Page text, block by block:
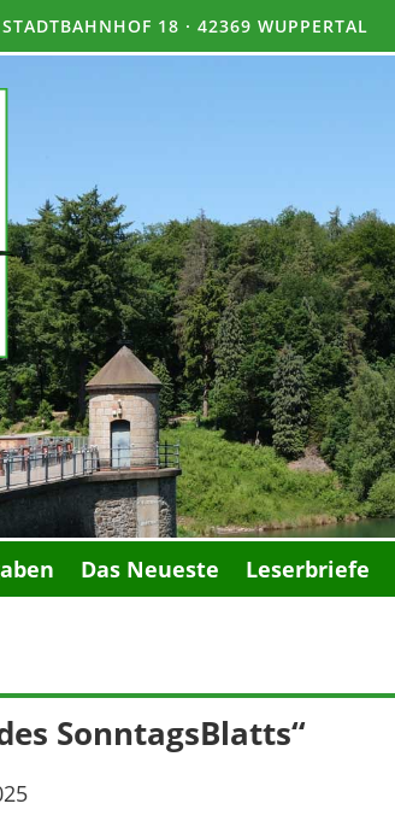
18 · 42369 WUPPERTAL
Das Neueste Leserbriefe
SonntagsBlatts“